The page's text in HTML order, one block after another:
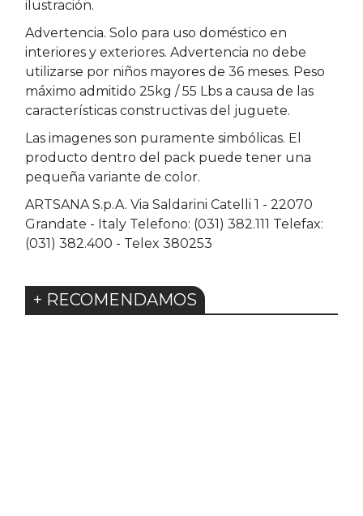
ilustración.
Advertencia. Solo para uso doméstico en
interiores y exteriores. Advertencia no debe
utilizarse por niños mayores de 36 meses. Peso
máximo admitido 25kg / 55 Lbs a causa de las
características constructivas del juguete.
Las imagenes son puramente simbólicas. El
producto dentro del pack puede tener una
pequeña variante de color.
ARTSANA S.p.A. Via Saldarini Catelli 1 - 22070
Grandate - Italy Telefono: (031) 382.111 Telefax:
(031) 382.400 - Telex 380253
+ RECOMENDAMOS